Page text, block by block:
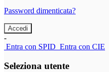
Password dimenticata?
-
Entra con SPID Entra con CIE
Seleziona utente